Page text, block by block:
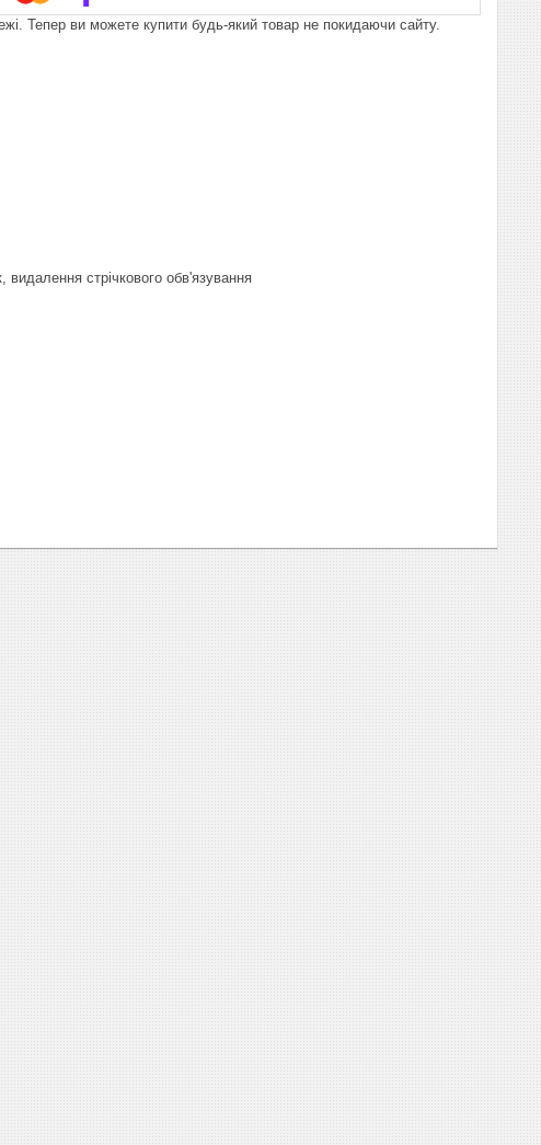
Тепер ви можете купити будь-який товар не покидаючи сайту.
видалення стрічкового обв'язування